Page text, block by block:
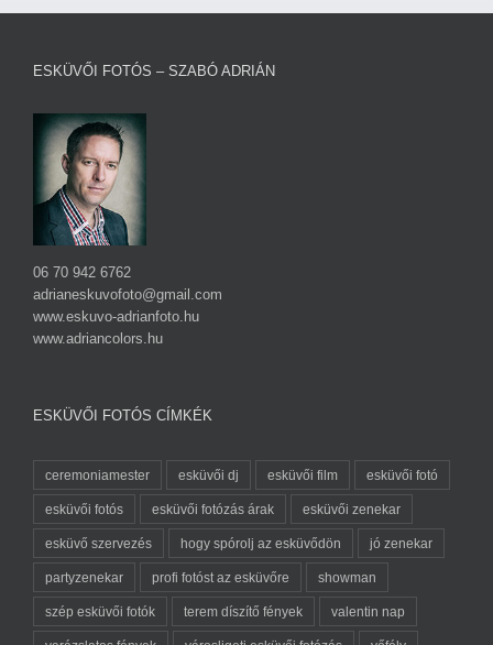
ESKÜVŐI FOTÓS – SZABÓ ADRIÁN
06 70 942 6762
adrianeskuvofoto@gmail.com
www.eskuvo-adrianfoto.hu
www.adriancolors.hu
ESKÜVŐI FOTÓS CÍMKÉK
ceremoniamester esküvői dj esküvői film esküvői fotó
esküvői fotós esküvői fotózás árak esküvői zenekar
esküvő szervezés hogy spórolj az esküvődön jó zenekar
partyzenekar profi fotóst az esküvőre showman
szép esküvői fotók terem díszítő fények valentin nap